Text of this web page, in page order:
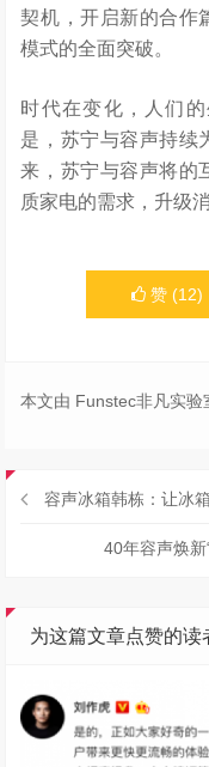
契机，开启新的合作
模式的全面突破。
时代在变化，人们
是，苏宁与容声持续
来，苏宁与容声将的
质家电的需求，升级
赞 (12)
本文由 Funstec非凡实验
容声冰箱韩栋：让冰
40年容声焕
为这篇文章点赞的读